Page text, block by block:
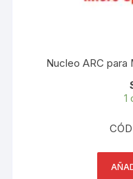
Nucleo ARC para
1